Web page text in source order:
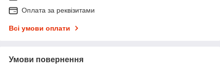
Оплата за реквізитами
Всі умови оплати
Умови повернення